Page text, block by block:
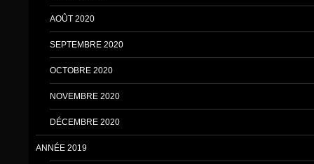
AOÛT 2020
SEPTEMBRE 2020
OCTOBRE 2020
NOVEMBRE 2020
DÉCEMBRE 2020
ANNÉE 2019